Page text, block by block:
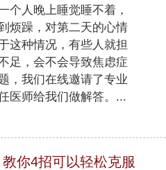
人晚上睡觉睡不着，
烦躁，对第二天的心情
这种情况，有些人就担
足，会不会导致焦虑症
，我们在线邀请了专业
医师给我们做解答。...
你4招可以轻松克服